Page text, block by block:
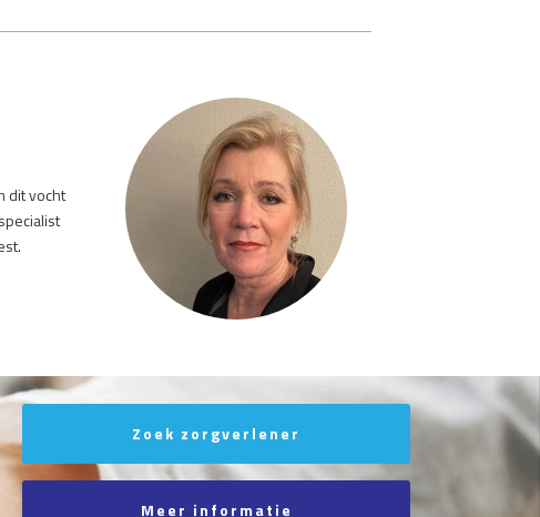
dit vocht
Zoek zorgverlener
Meer informatie